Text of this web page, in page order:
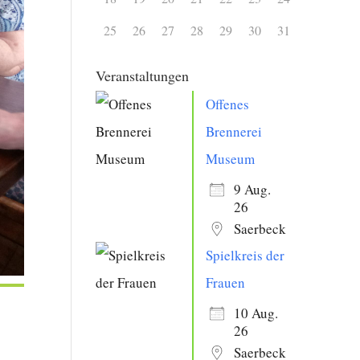
25
26 27 28 29 30 31
Veranstaltungen
Offenes
Brennerei
Museum
9 Aug.
26
Saerbeck
Spielkreis der
Frauen
10 Aug.
26
Saerbeck